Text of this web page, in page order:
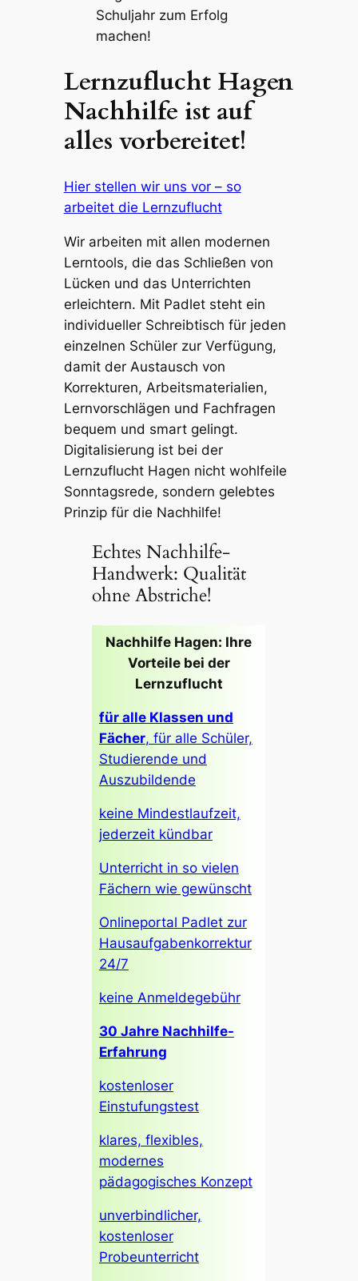
Schuljahr zum Erfolg
machen!
Lernzuflucht Hagen
Nachhilfe ist auf
alles vorbereitet!
Hier stellen wir uns vor – so
arbeitet die Lernzuflucht
Wir arbeiten mit allen modernen
Lerntools, die das Schließen von
Lücken und das Unterrichten
erleichtern. Mit Padlet steht ein
individueller Schreibtisch für jeden
einzelnen Schüler zur Verfügung,
damit der Austausch von
Korrekturen, Arbeitsmaterialien,
Lernvorschlägen und Fachfragen
bequem und smart gelingt.
Digitalisierung ist bei der
Lernzuflucht Hagen nicht wohlfeile
Sonntagsrede, sondern gelebtes
Prinzip für die Nachhilfe!
Echtes Nachhilfe-
Handwerk: Qualität
ohne Abstriche!
Nachhilfe Hagen: Ihre
Vorteile bei der
Lernzuflucht
für alle Klassen und
Fächer, für alle Schüler,
Studierende und
Auszubildende
keine Mindestlaufzeit,
jederzeit kündbar
Unterricht in so vielen
Fächern wie gewünscht
Onlineportal Padlet zur
Hausaufgabenkorrektur
24/7
keine Anmeldegebühr
30 Jahre Nachhilfe-
Erfahrung
kostenloser
Einstufungstest
klares, flexibles,
modernes
pädagogisches Konzept
unverbindlicher,
kostenloser
Probeunterricht